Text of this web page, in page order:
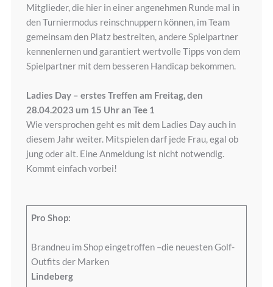
Mitglieder, die hier in einer angenehmen Runde mal in
den Turniermodus reinschnuppern können, im Team
gemeinsam den Platz bestreiten, andere Spielpartner
kennenlernen und garantiert wertvolle Tipps von dem
Spielpartner mit dem besseren Handicap bekommen.
Ladies Day – erstes Treffen am Freitag, den
28.04.2023 um 15 Uhr an Tee 1
Wie versprochen geht es mit dem Ladies Day auch in
diesem Jahr weiter. Mitspielen darf jede Frau, egal ob
jung oder alt. Eine Anmeldung ist nicht notwendig.
Kommt einfach vorbei!
Pro Shop:
Brandneu im Shop eingetroffen –die neuesten Golf-
Outfits der Marken
Lindeberg